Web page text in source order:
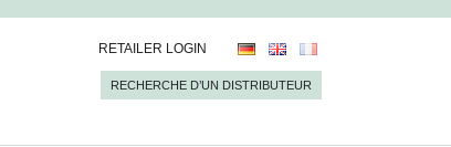
RETAILER LOGIN
RECHERCHE D’UN DISTRIBUTEUR